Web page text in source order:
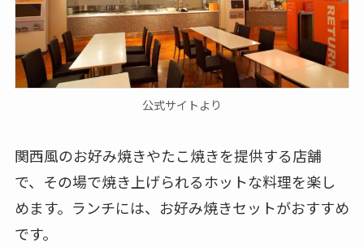
公式サイトより
関西風のお好み焼きやたこ焼きを提供する店舗
で、その場で焼き上げられるホットな料理を楽し
めます。ランチには、お好み焼きセットがおすすめ
です。